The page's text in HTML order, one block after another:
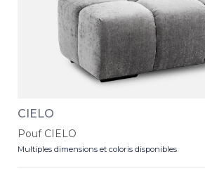
CIELO
Pouf CIELO
Multiples dimensions et coloris disponibles